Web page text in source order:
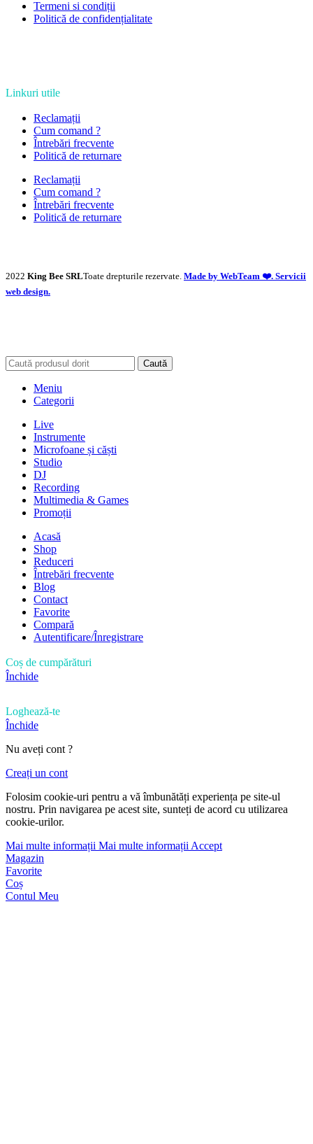
Termeni si condiții
Politică de confidențialitate
Linkuri utile
Reclamații
Cum comand ?
Întrebări frecvente
Politică de returnare
Reclamații
Cum comand ?
Întrebări frecvente
Politică de returnare
2022 King Bee SRLToate drepturile rezervate. Made by WebTeam ❤️. Servicii
web design.
Caută
Meniu
Categorii
Live
Instrumente
Microfoane și căști
Studio
DJ
Recording
Multimedia & Games
Promoții
Acasă
Shop
Reduceri
Întrebări frecvente
Blog
Contact
Favorite
Compară
Autentificare/Înregistrare
Coș de cumpărături
Închide
Loghează-te
Închide
Nu aveți cont ?
Creați un cont
Folosim cookie-uri pentru a vă îmbunătăți experiența pe site-ul
nostru. Prin navigarea pe acest site, sunteți de acord cu utilizarea
cookie-urilor.
Mai multe informații Mai multe informațiiAccept
Magazin
Favorite
Coș
Contul Meu